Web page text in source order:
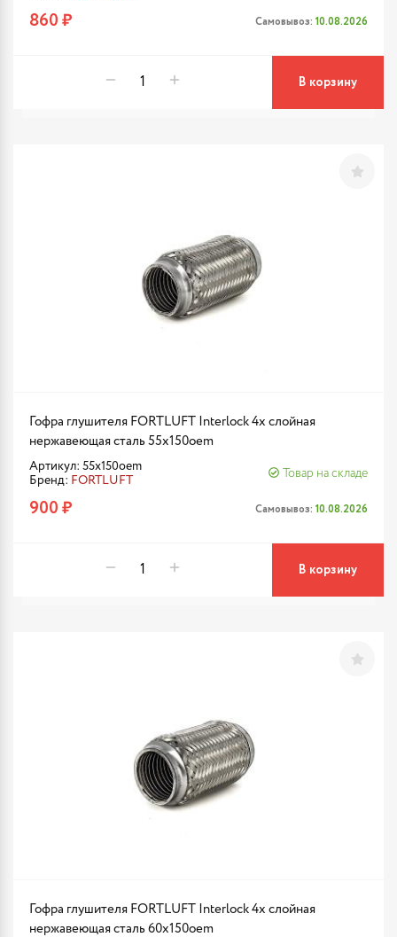
860 ₽ Самовывоз: 10.08.2026
В корзину
Гофра глушителя FORTLUFT Interlock 4х слойная
нержавеющая сталь 55x150oem
Артикул: 55x150oem
Бренд: FORTLUFT
Товар на складе
900 ₽ Самовывоз: 10.08.2026
В корзину
Гофра глушителя FORTLUFT Interlock 4х слойная
нержавеющая сталь 60x150oem